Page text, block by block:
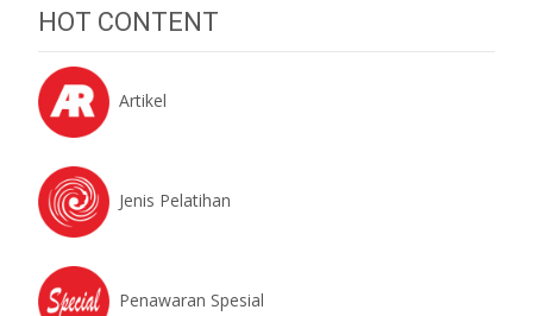
HOT CONTENT
Artikel
Jenis Pelatihan
Penawaran Spesial